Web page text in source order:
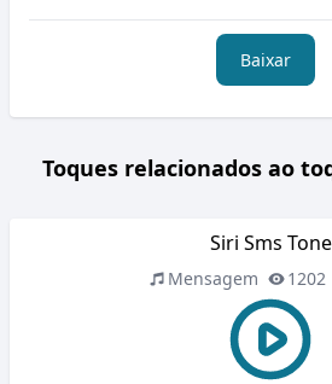
Baixar
Toques relacionados ao
Siri Sms Tone
Mensagem 1202